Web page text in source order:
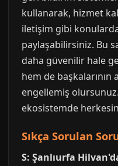
kullanarak, hizmet
iletişim gibi
paylaşabilirsiniz. Bu
daha güvenilir hale
hem de başkalarının
engellemiş
ekosistemde
Sıkça Sorulan
S: Şanlıurfa